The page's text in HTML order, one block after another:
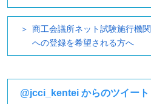
商工会議所ネット試験施行機関
への登録を希望される方へ
@jcci_kentei からのツイート